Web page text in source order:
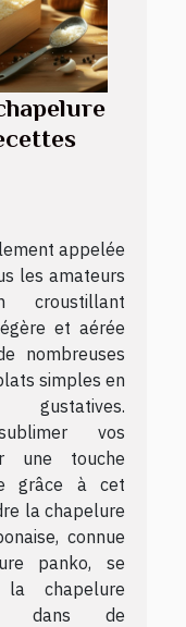
appelée
les amateurs
et aérée
nombreuses
simples en
gustatives.
vos
une touche
grâce à cet
la chapelure
connue
panko, se
chapelure
dans de